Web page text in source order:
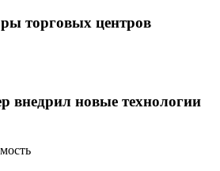
торговых центров
внедрил новые технологии